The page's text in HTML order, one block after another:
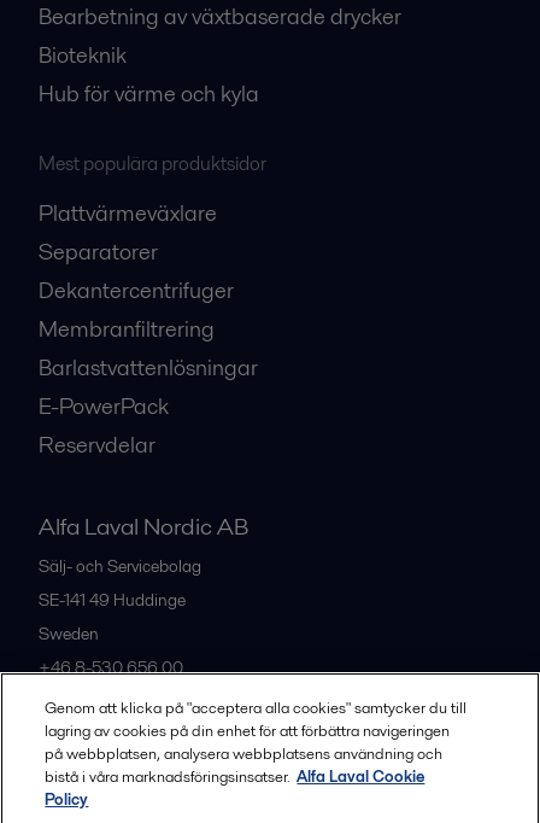
Bearbetning av växtbaserade drycker
Bioteknik
Hub för värme och kyla
Mest populära produktsidor
Plattvärmeväxlare
Separatorer
Dekantercentrifuger
Membranfiltrering
Barlastvattenlösningar
E-PowerPack
Reservdelar
Alfa Laval Nordic AB
Sälj- och Servicebolag
SE-141 49 Huddinge
Sweden
+46 8-530 656 00
Alla kontor och partners
Genom att klicka på "acceptera alla cookies" samtycker du till
lagring av cookies på din enhet för att förbättra navigeringen
på webbplatsen, analysera webbplatsens användning och
bistå i våra marknadsföringsinsatser. Alfa Laval Cookie
Policy